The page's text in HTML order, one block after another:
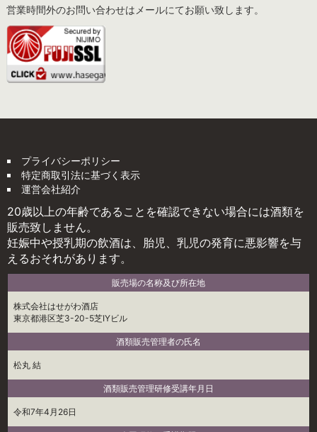
営業時間外のお問い合わせはメールにてお願い致します。
プライバシーポリシー
特定商取引法に基づく表示
運営会社紹介
20歳以上の年齢であることを確認できない場合には酒類を
販売致しません。
妊娠中や授乳期の飲酒は、胎児、乳児の発育に悪影響を与
えるおそれがあります。
販売場の名称及び所在地
株式会社はせがわ酒店
東京都港区芝3-20-5芝IYビル
酒類販売管理者の氏名
松丸 結
酒類販売管理研修受講年月日
令和7年4月26日